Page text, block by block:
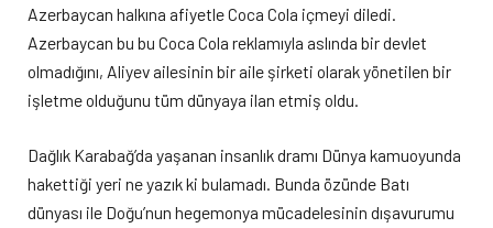
Azerbaycan halkına afiyetle Coca Cola içmeyi diledi.
Azerbaycan bu bu Coca Cola reklamıyla aslında bir devlet
olmadığını, Aliyev ailesinin bir aile şirketi olarak yönetilen bir
işletme olduğunu tüm dünyaya ilan etmiş oldu.
Dağlık Karabağ’da yaşanan insanlık dramı Dünya kamuoyunda
hakettiği yeri ne yazık ki bulamadı. Bunda özünde Batı
dünyası ile Doğu’nun hegemonya mücadelesinin dışavurumu